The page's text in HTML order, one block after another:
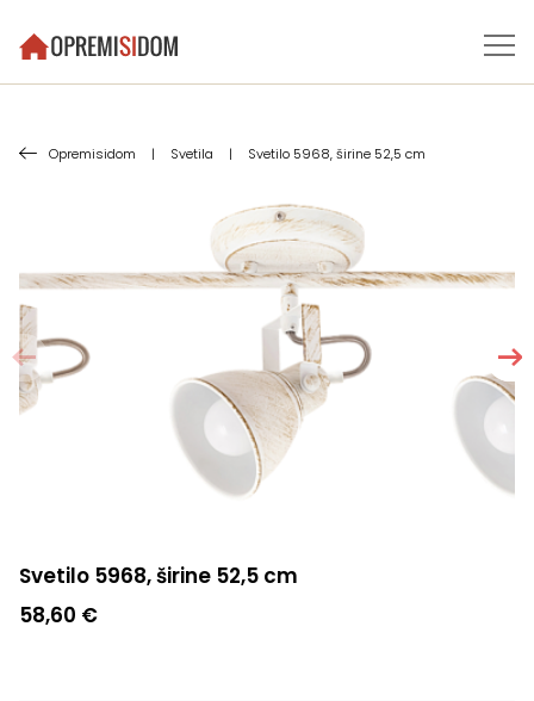
Opremisidom | Svetila | Svetilo 5968, širine 52,5 cm
Svetilo 5968, širine 52,5 cm
58,60 €